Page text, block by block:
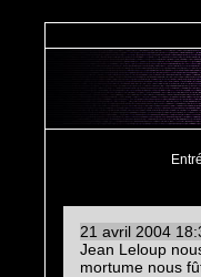
21 avril 2004
Jean Leloup
mortume nous